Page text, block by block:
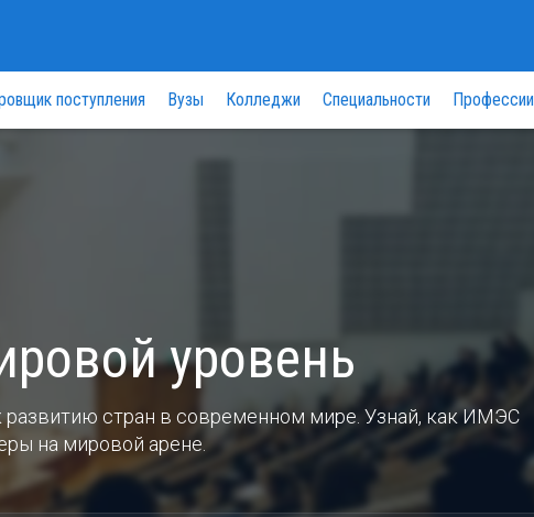
поступления Вузы Колледжи Специальности Профессии
уровень
стран в современном мире. Узнай, как ИМЭС
на мировой арене.